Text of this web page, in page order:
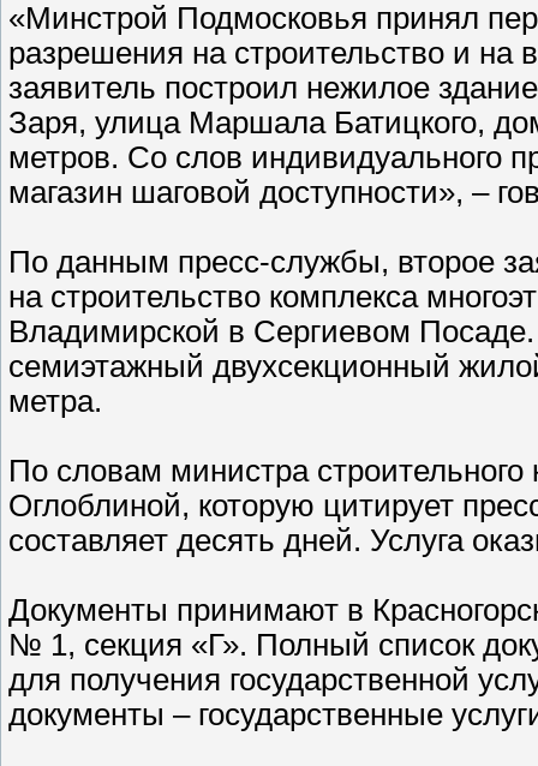
«Минстрой Подмосковья принял
разрешения на строительство и
заявитель построил нежилое
Заря, улица Маршала Батицкого,
метров. Со слов индивидуального
магазин шаговой доступности», –
По данным пресс-службы, второе
на строительство комплекса
Владимирской в Сергиевом
семиэтажный двухсекционный
метра.
По словам министра
Оглоблиной, которую цитирует
составляет десять дней. Услуга
Документы принимают в
№ 1, секция «Г». Полный список
для получения государственной
документы – государственные